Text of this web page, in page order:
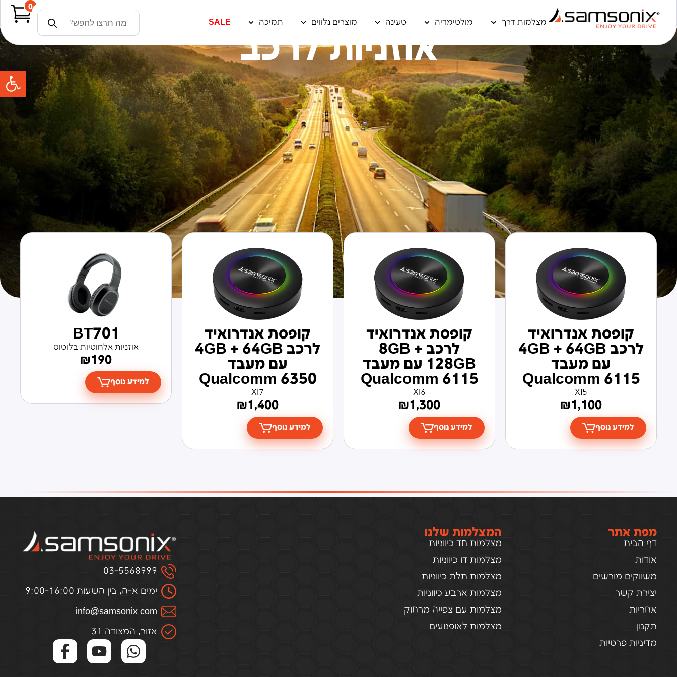
מצלמות דרך מולטימדיה טעינה מוצרים נלווים תמיכה SALE
0
אוזניות לרכב
קופסת אנדרואיד
לרכב 4GB + 64GB
עם מעבד
Qualcomm 6115
XI5
₪1,100
למידע נוסף
קופסת אנדרואיד
לרכב 8GB +
128GB עם מעבד
Qualcomm 6115
XI6
₪1,300
למידע נוסף
קופסת אנדרואיד
לרכב 4GB + 64GB
עם מעבד
Qualcomm 6350
XI7
₪1,400
למידע נוסף
BT701
אוזניות אלחוטיות בלוטוס
₪190
למידע נוסף
מפת אתר
דף הבית
אודות
משווקים מורשים
יצירת קשר
אחריות
תקנון
מדיניות פרטיות
המצלמות שלנו
מצלמות חד כיווניות
מצלמות דו כיווניות
מצלמות תלת כיווניות
מצלמות ארבע כיווניות
מצלמות עם צפייה מרחוק
מצלמות לאופנועים
03-5568999
ימים א-ה, בין השעות 9:00-16:00
infо@samsоnix.cоm
אזור, המצודה 31